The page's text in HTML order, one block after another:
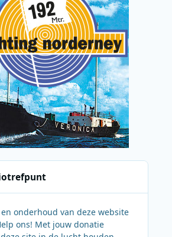
onderhoud van deze website
ons! Met jouw donatie